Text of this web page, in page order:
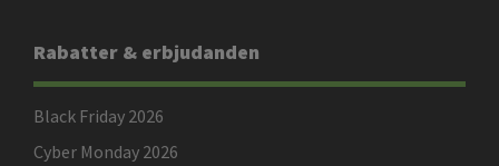
Rabatter & erbjudanden
Black Friday 2026
Cyber Monday 2026